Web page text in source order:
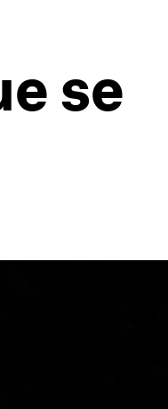
se